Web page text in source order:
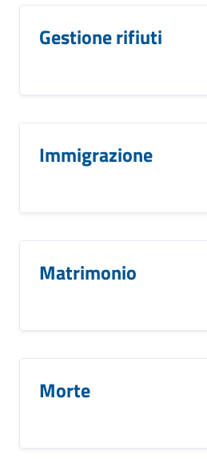
Gestione rifiuti
Immigrazione
Matrimonio
Morte